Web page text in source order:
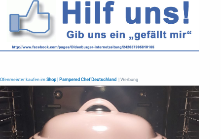
Ofenmeister kaufen im Shop | Pampered Chef Deutschland | Werbung